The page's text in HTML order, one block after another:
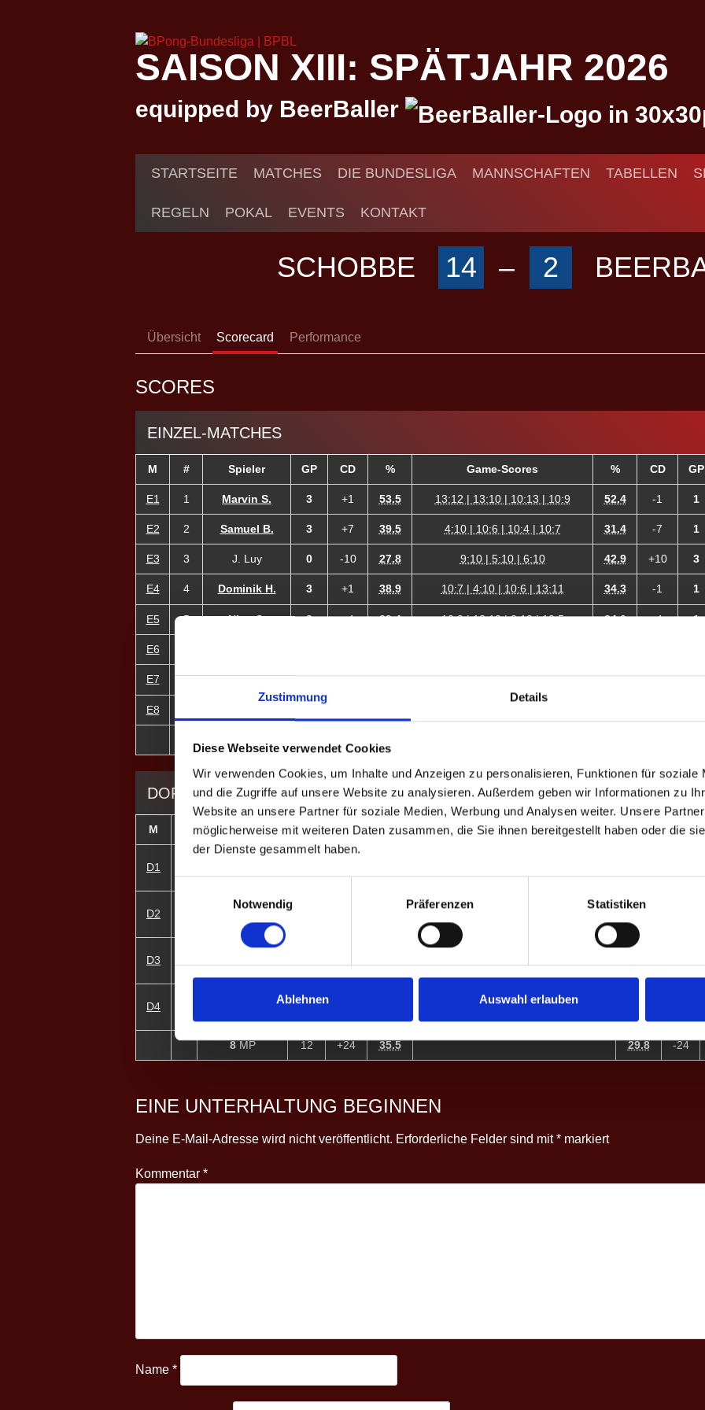
Zustimmung Details
Diese Webseite verwendet Cookies
Wir verwenden Cookies, um Inhalte und Anzeigen zu personalisieren, Funktionen für soziale
und die Zugriffe auf unsere Website zu analysieren. Außerdem geben wir Informationen zu
Website an unsere Partner für soziale Medien, Werbung und Analysen weiter. Unsere
möglicherweise mit weiteren Daten zusammen, die Sie ihnen bereitgestellt haben oder die
der Dienste gesammelt haben.
Notwendig
Präferenzen Statistiken
Ablehnen Auswahl erlauben
SAISON XIII: SPÄTJAHR 2026
equipped by BeerBaller
STARTSEITE MATCHES DIE BUNDESLIGA MANNSCHAFTEN TABELLEN
REGELN POKAL EVENTS KONTAKT
SCHOBBE 14 – 2
Übersicht Scorecard Performance
SCORES
EINZEL-MATCHES
M # Spieler GP CD % Game-Scores % CD GP
E1 1 Marvin S. 3 +1 53.5 13:12 | 13:10 | 10:13 | 10:9 52.4 -1 1
E2 2 Samuel B. 3 +7 39.5 4:10 | 10:6 | 10:4 | 10:7 31.4 -7 1
E3 3 J. Luy 0 -10 27.8 9:10 | 5:10 | 6:10 42.9 +10 3
E4 4 Dominik H. 3 +1 38.9 10:7 | 4:10 | 10:6 | 13:11 34.3 -1 1
E5 5 Nico S. 3 +4 39.4 10:9 | 13:12 | 8:10 | 10:5 34.0 -4 1
E6
E7 9 Sarah F. ♀ 3 +10 29.1 10:7 | 10:7 | 10:6 20.2 -10 0
E8
DOPPEL-MATCHES
M Spieler GP CD % Game-Scores % CD
D1
4
Marvin S.
Dominik H.
37.0
25.0
D2
J. Luy
Timo H.
29.0
38.2
D3
7
Samuel B.
Sarah F. ♀
48.6
32.4
34.3
D4 3 10:6 | 10:7 | 10:8
8MP 12 +24 35.5 29.8 -24
EINE UNTERHALTUNG BEGINNEN
Deine E-Mail-Adresse wird nicht veröffentlicht. Erforderliche Felder sind mit* markiert
Kommentar *
Name *